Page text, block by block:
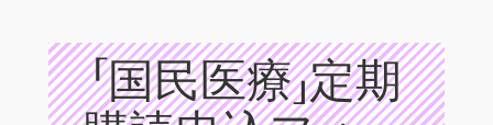
「国民医療」定期